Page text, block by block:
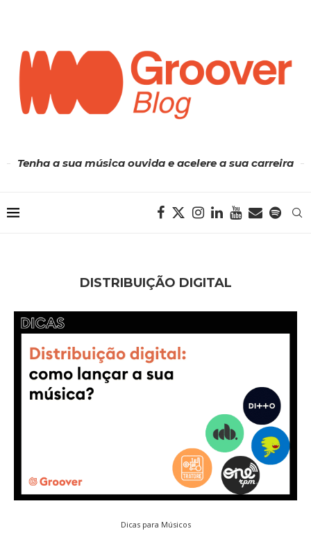
Tenha a sua música ouvida e acelere a sua carreira
DISTRIBUIÇÃO DIGITAL
Dicas para Músicos